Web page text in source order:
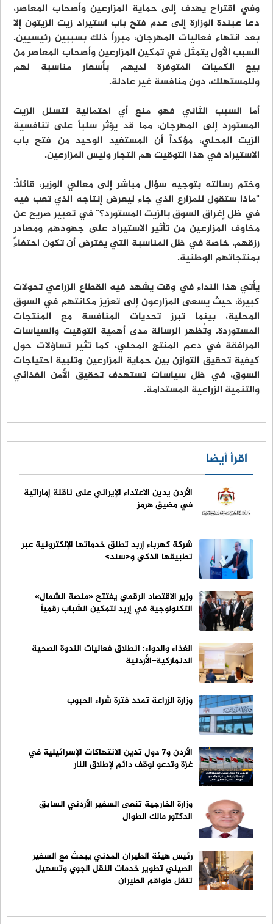
وفي اقتراح يهدف إلى حماية المزارعين وأصحاب المعاصر،
دعا عبندة الوزارة إلى عدم فتح باب استيراد زيت الزيتون إلا
بعد انتهاء فعاليات المهرجان، مبرراً ذلك بسببين رئيسيين.
السبب الأول يتمثل في تمكين المزارعين وأصحاب المعاصر من
بيع الكميات المتوفرة لديهم بأسعار مناسبة لهم
وللمستهلك، دون منافسة غير عادلة.
أما السبب الثاني فهو منع أي احتمالية لتسلل الزيت
المستورد إلى المهرجان، مما قد يؤثر سلباً على تنافسية
الزيت المحلي، مؤكداً أن المستفيد الوحيد من فتح باب
الاستيراد في هذا التوقيت هم التجار وليس المزارعين.
وختم رسالته بتوجيه سؤال مباشر إلى معالي الوزير، قائلاً:
"ماذا ستقول للمزارع الذي جاء ليعرض إنتاجه الذي تعب فيه
في ظل إغراق السوق بالزيت المستورد؟" في تعبير صريح عن
مخاوف المزارعين من تأثير الاستيراد على جهودهم ومصادر
رزقهم، خاصة في ظل المناسبة التي يفترض أن تكون احتفاءً
بمنتجاتهم الوطنية.
يأتي هذا النداء في وقت يشهد فيه القطاع الزراعي تحولات
كبيرة، حيث يسعى المزارعون إلى تعزيز مكانتهم في السوق
المحلية، بينما تبرز تحديات المنافسة مع المنتجات
المستوردة. وتُظهر الرسالة مدى أهمية التوقيت والسياسات
المرافقة في دعم المنتج المحلي، كما تثير تساؤلات حول
كيفية تحقيق التوازن بين حماية المزارعين وتلبية احتياجات
السوق، في ظل سياسات تستهدف تحقيق الأمن الغذائي
والتنمية الزراعية المستدامة.
اقرأ أيضا
الأردن يدين الاعتداء الإيراني على ناقلة إماراتية
في مضيق هرمز
شركة كهرباء إربد تطلق خدماتها الإلكترونية عبر
تطبيقها الذكي و<سند>
وزير الاقتصاد الرقمي يفتتح «منصة الشمال»
التكنولوجية في إربد لتمكين الشباب رقمياً
الغذاء والدواء: انطلاق فعاليات الندوة الصحية
الدنماركية–الأردنية
وزارة الزراعة تمدد فترة شراء الحبوب
الأردن و7 دول تدين الانتهاكات الإسرائيلية في
غزة وتدعو لوقف دائم لإطلاق النار
وزارة الخارجية تنعى السفير الأردني السابق
الدكتور مالك الطوال
رئيس هيئة الطيران المدني يبحث مع السفير
الصيني تطوير خدمات النقل الجوي وتسهيل
تنقل طواقم الطيران